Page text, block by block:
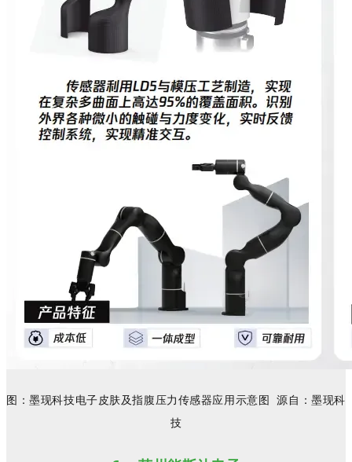
图：墨现科技电子皮肤及指腹压力传感器应用示意图 源自：墨现科
技